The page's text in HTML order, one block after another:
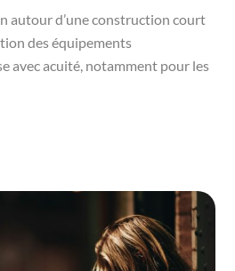
autour d’une construction court
des équipements
avec acuité, notamment pour les